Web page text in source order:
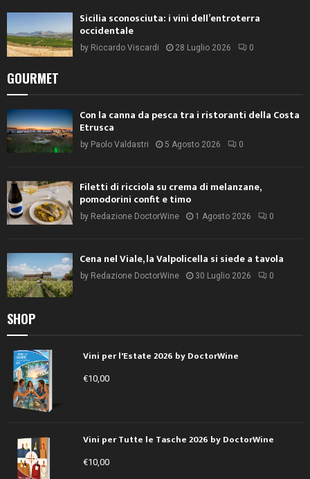
Sicilia sconosciuta: i vini dell’entroterra
occidentale
by Riccardo Viscardi 28 Luglio 2026 0
GOURMET
Con la canna da pesca tra i ristoranti della Costa
Etrusca
by Paolo Valdastri 5 Agosto 2026 0
Filetti di ricciola su crema di melanzane,
pomodorini confit e timo
by Redazione DoctorWine 1 Agosto 2026 0
Cena nel Viale, la Valpolicella si siede a tavola
by Redazione DoctorWine 30 Luglio 2026 0
SHOP
Vini per l'Estate 2026 by DoctorWine
€10,00
Vini per Tutte le Tasche 2026 by DoctorWine
€10,00